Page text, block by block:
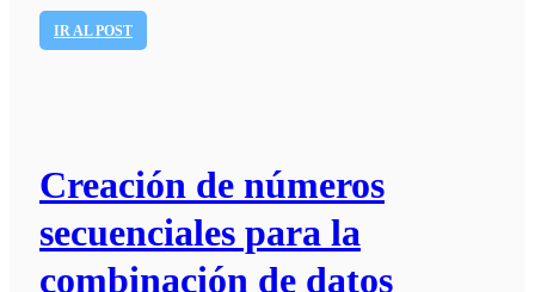
IR AL POST
Creación de números
secuenciales para la
combinación de datos